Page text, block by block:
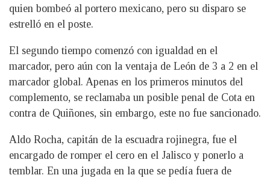
quien bombeó al portero mexicano, pero su disparo se
estrelló en el poste.
El segundo tiempo comenzó con igualdad en el
marcador, pero aún con la ventaja de León de 3 a 2 en el
marcador global. Apenas en los primeros minutos del
complemento, se reclamaba un posible penal de Cota en
contra de Quiñones, sin embargo, este no fue sancionado.
Aldo Rocha, capitán de la escuadra rojinegra, fue el
encargado de romper el cero en el Jalisco y ponerlo a
temblar. En una jugada en la que se pedía fuera de